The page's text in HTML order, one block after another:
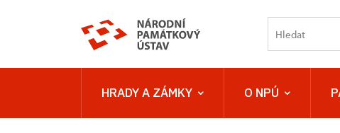
HRADY A ZÁMKY O NPÚ